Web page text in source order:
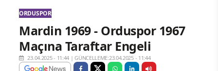
ORDUSPOR
Mardin 1969 - Orduspor 1967
Maçına Taraftar Engeli
23.04.2025 - 11:44 |GÜNCELLEME:23.04.2025 - 11:44